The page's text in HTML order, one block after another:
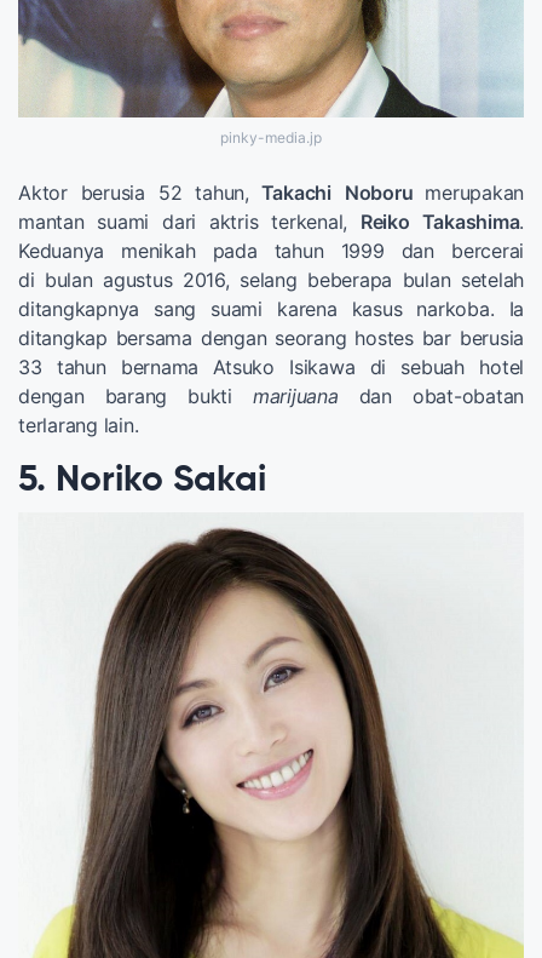
pinky-media.jp
Aktor berusia 52 tahun, Takachi Noboru merupakan
mantan suami dari aktris terkenal, Reiko Takashima.
Keduanya menikah pada tahun 1999 dan bercerai
di bulan agustus 2016, selang beberapa bulan setelah
ditangkapnya sang suami karena kasus narkoba. Ia
ditangkap bersama dengan seorang hostes bar berusia
33 tahun bernama Atsuko Isikawa di sebuah hotel
dengan barang bukti marijuana dan obat-obatan
terlarang lain.
5. Noriko Sakai